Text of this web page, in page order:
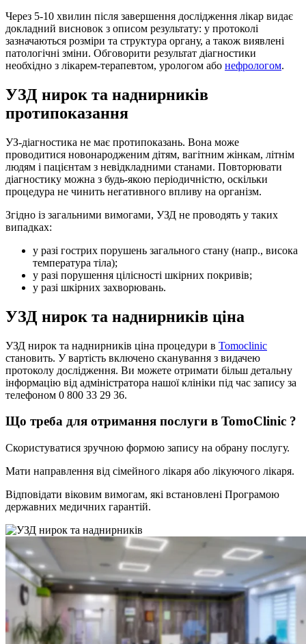
Через 5-10 хвилин після завершення дослідження лікар видає
докладний висновок з описом результату: у протоколі
зазначаються розміри та структура органу, а також виявлені
патологічні зміни. Обговорити результат діагностики
необхідно з лікарем-терапевтом, урологом або нефрологом.
УЗД нирок та наднирників
протипоказання
УЗ-діагностика не має протипоказань. Вона може
проводитися новонародженим дітям, вагітним жінкам, літнім
людям і пацієнтам з невідкладними станами. Повторювати
діагностику можна з будь-якою періодичністю, оскільки
процедура не чинить негативного впливу на організм.
Згідно із загальними вимогами, УЗД не проводять у таких
випадках:
у разі гострих порушень загального стану (напр., висока
температура тіла);
у разі порушення цілісності шкірних покривів;
у разі шкірних захворювань.
УЗД нирок та наднирників ціна
УЗД нирок та наднирників ціна процедури в Tomoclinic
становить. У вартість включено сканування з видачею
протоколу дослідження. Ви можете отримати більш детальну
інформацію від адміністратора нашої клініки під час запису за
телефоном 0 800 33 29 36.
Що треба для отримання послуги в TomoClinic ?
Скористуватися зручною формою запису на обрану послугу.
Мати направлення від сімейного лікаря або лікуючого лікаря.
Відповідати віковим вимогам, які встановлені Програмою
державних медичних гарантій.